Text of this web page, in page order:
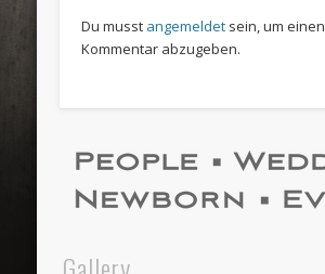
Du musst angemeldetsein, um einen
Kommentar abzugeben.